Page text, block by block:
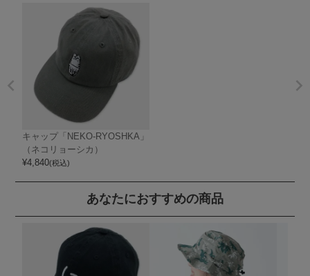
キャップ「NEKO-RYOSHKA」
（ネコリョーシカ）
¥4,840(税込)
あなたにおすすめの商品